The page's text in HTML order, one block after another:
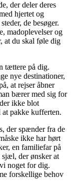
der deler deres
hjertet og
de besøger.
madoplevelser og
at du skal føle dig
tættere på dig.
nye destinationer,
at rejser åbner
bærer med sig for
ikke blot
at pakke kufferten.
der spænder fra de
ikke har hørt
en familiefar på
der ønsker at
noget for dig.
forskellige behov